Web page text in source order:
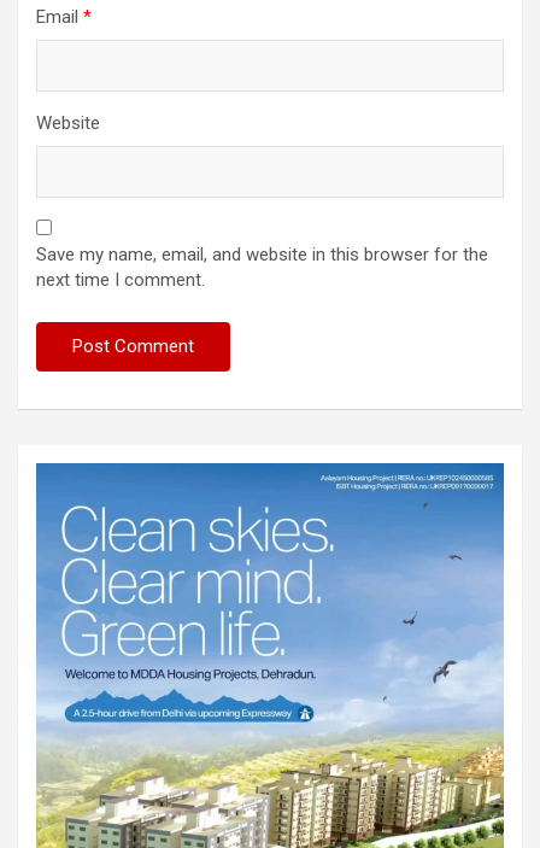
Email *
Website
Save my name, email, and website in this browser for the
next time I comment.